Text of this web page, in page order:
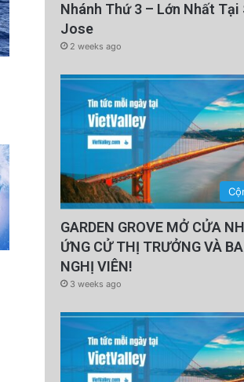
Nhánh Thứ 3 – Lớn Nhất Tại
Jose
2 weeks ago
GARDEN GROVE MỞ CỬA
ỨNG CỬ THỊ TRƯỞNG VÀ
NGHỊ VIÊN!
3 weeks ago